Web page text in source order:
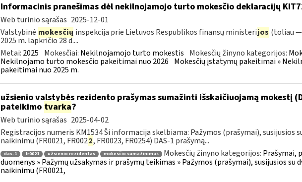
Informacinis pranešimas dėl nekilnojamojo turto mokesčio deklaracijų
Web turinio sąrašas 2025-12-01
Valstybinė mokesčių inspekcija prie Lietuvos Respublikos finansų ministerijos (toliau —
2025 m. lapkričio 28 d....
Metai: 2025 Mokesčiai: Nekilnojamojo turto mokestis Mokesčių žinyno kategorijos:
Nekilnojamo turto mokesčio pakeitimai nuo 2026 Mokesčių įstatymų pakeitimai »
pakeitimai nuo 2025 m.
užsienio valstybės rezidento prašymas sumažinti išskaičiuojamą mokestį
pateikimo tvarka?
Web turinio sąrašas 2025-04-02
Registracijos numeris KM1534 Ši informacija skelbiama: Pažymos (prašymai), susijusios
naikinimu (FR0021, FR0022, FR0023, FR0254) DAS-1 prašymą...
das-1 fr0021 užsienio rezidentas mokesčio sumažinimas Mokesčių žinyno kategorijos: Prašymai,
duomenys » Pažymų užsakymas ir prašymų teikimas » Pažymos (prašymai), susijusios
naikinimu (FR0021,